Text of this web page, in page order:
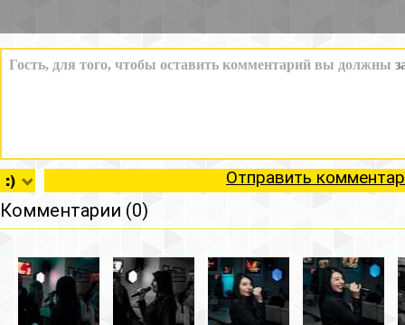
Отправить
Комментарии (0)